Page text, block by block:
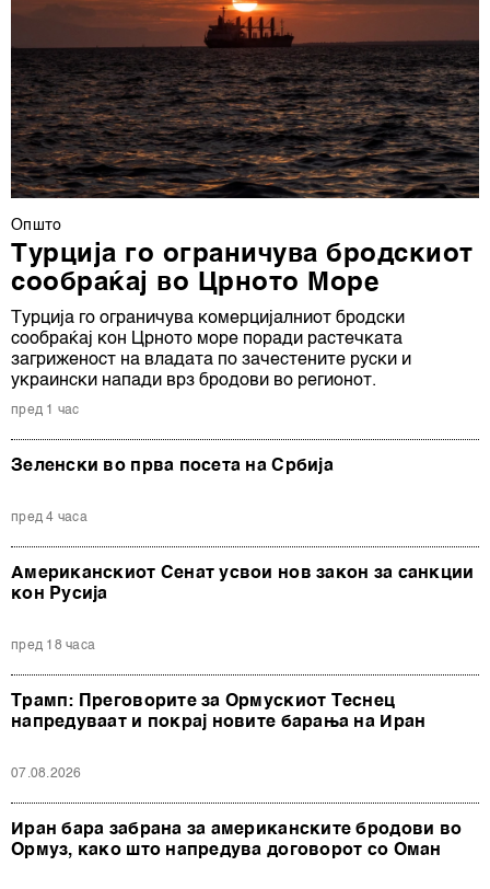
Општо
Турција го ограничува бродскиот
сообраќај во Црното Море
Турција го ограничува комерцијалниот бродски
сообраќај кон Црното море поради растечката
загриженост на владата по зачестените руски и
украински напади врз бродови во регионот.
пред 1 час
Зеленски во прва посета на Србија
пред 4 часа
Американскиот Сенат усвои нов закон за санкции
кон Русија
пред 18 часа
Трамп: Преговорите за Ормускиот Теснец
напредуваат и покрај новите барања на Иран
07.08.2026
Иран бара забрана за американските бродови во
Ормуз, како што напредува договорот со Оман